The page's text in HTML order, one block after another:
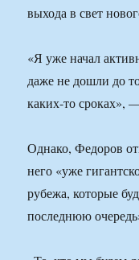
выхода в свет
«Я уже начал
даже не дошли до
каких-то сроках»,
Однако, Федоров
него «уже
рубежа, которые
последнюю